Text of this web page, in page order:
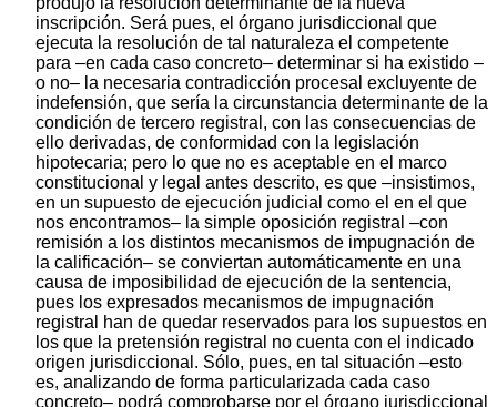
inscripción. Será pues, el órgano jurisdiccional que
ejecuta la resolución de tal naturaleza el competente
para –en cada caso concreto– determinar si ha existido –
o no– la necesaria contradicción procesal excluyente de
indefensión, que sería la circunstancia determinante de la
condición de tercero registral, con las consecuencias de
ello derivadas, de conformidad con la legislación
hipotecaria; pero lo que no es aceptable en el marco
constitucional y legal antes descrito, es que –insistimos,
en un supuesto de ejecución judicial como el en el que
nos encontramos– la simple oposición registral –con
remisión a los distintos mecanismos de impugnación de
la calificación– se conviertan automáticamente en una
causa de imposibilidad de ejecución de la sentencia,
pues los expresados mecanismos de impugnación
registral han de quedar reservados para los supuestos en
los que la pretensión registral no cuenta con el indicado
origen jurisdiccional. Sólo, pues, en tal situación –esto
es, analizando de forma particularizada cada caso
concreto– podrá comprobarse por el órgano jurisdiccional